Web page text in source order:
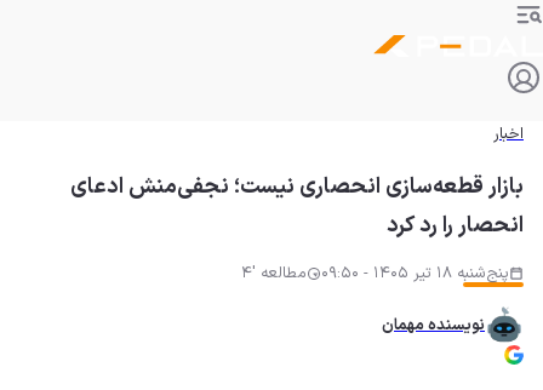
اخبار
بازار قطعه‌سازی انحصاری نیست؛ نجفی‌منش ادعای
انحصار را رد کرد
پنج‌شنبه 18 تیر 1405 - 09:50 مطالعه '4
نویسنده مهمان